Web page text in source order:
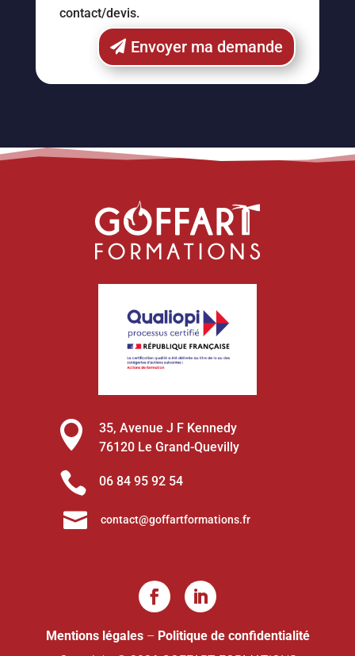
contact/devis.
Envoyer ma demande

35, Avenue J F Kennedy
76120 Le Grand-Quevilly
 06 84 95 92 54
 contact@goffartformations.fr
Mentions légales– Politique de confidentialité